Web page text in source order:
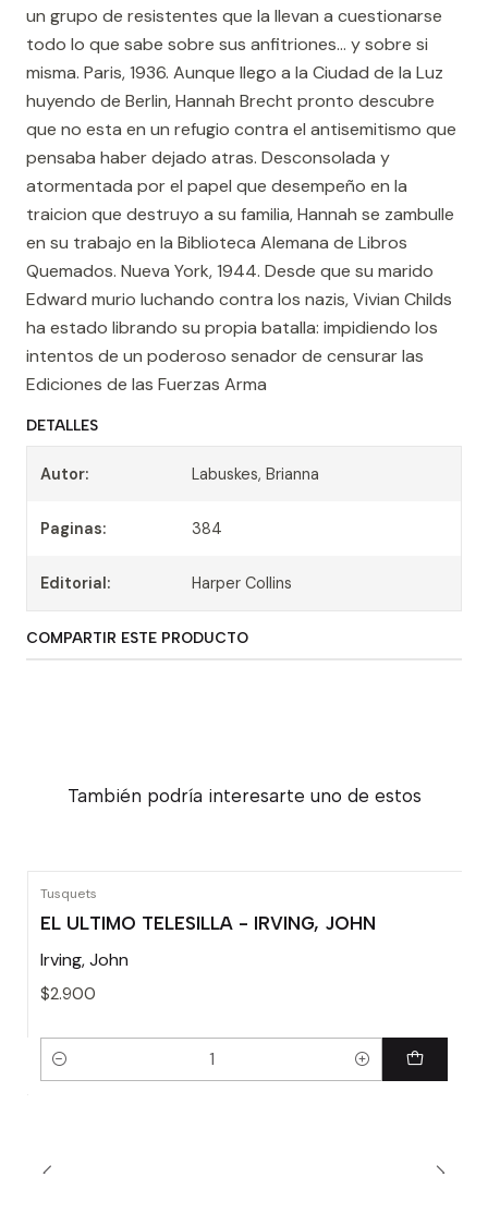
un grupo de resistentes que la llevan a cuestionarse
todo lo que sabe sobre sus anfitriones... y sobre si
misma. Paris, 1936. Aunque llego a la Ciudad de la Luz
huyendo de Berlin, Hannah Brecht pronto descubre
que no esta en un refugio contra el antisemitismo que
pensaba haber dejado atras. Desconsolada y
atormentada por el papel que desempeño en la
traicion que destruyo a su familia, Hannah se zambulle
en su trabajo en la Biblioteca Alemana de Libros
Quemados. Nueva York, 1944. Desde que su marido
Edward murio luchando contra los nazis, Vivian Childs
ha estado librando su propia batalla: impidiendo los
intentos de un poderoso senador de censurar las
Ediciones de las Fuerzas Arma
DETALLES
Autor: Labuskes, Brianna
Paginas: 384
Editorial: Harper Collins
COMPARTIR ESTE PRODUCTO
También podría interesarte uno de estos
Tusquets
EL ULTIMO TELESILLA - IRVING, JOHN
Irving, John
$2.900
Cantidad